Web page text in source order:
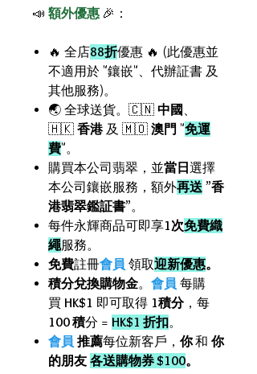
📣 額外優惠 🎉：
🔥 全店88折優惠 🔥 (此優惠並
不適用於 "鑲嵌"、代辦証書 及
其他服務)。
🌏 全球送貨。🇨🇳 中國 、
🇭🇰 香港及 🇲🇴 澳門 "免運
費"。
購買本公司翡翠，並當日 選擇
本公司鑲嵌服務，額外再送 ”香
港翡翠鑑証書”。
每件永輝商品可即享1次免費織
繩服務。
免費註冊會員 領取迎新優惠。
積分兌換購物金。 會員 每購
買 HK$1 即可取得 1積分，每
100 積分 = HK$1 折扣。
會員 推薦每位新客戶， 你和 你
的朋友 各送購物券 $100。